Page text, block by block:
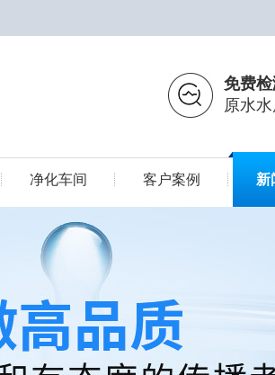
免费检
原水
净化车间 客户案例 新